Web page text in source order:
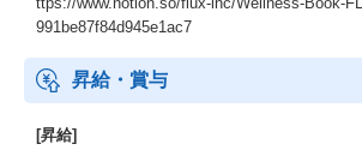
991be87f84d945e1ac7
昇給・賞与
[昇給]